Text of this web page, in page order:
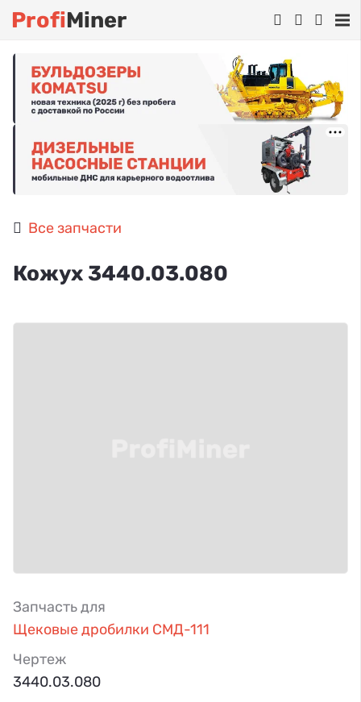
ProfiMiner
Все запчасти
Кожух 3440.03.080
Запчасть для
Щековые дробилки СМД-111
Чертеж
3440.03.080